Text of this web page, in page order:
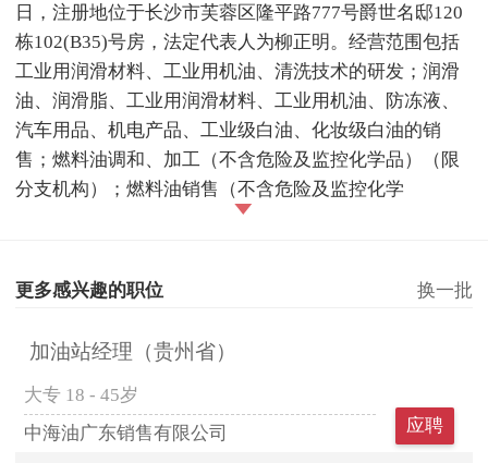
日，注册地位于长沙市芙蓉区隆平路777号爵世名邸120
栋102(B35)号房，法定代表人为柳正明。经营范围包括
工业用润滑材料、工业用机油、清洗技术的研发；润滑
油、润滑脂、工业用润滑材料、工业用机油、防冻液、
汽车用品、机电产品、工业级白油、化妆级白油的销
售；燃料油调和、加工（不含危险及监控化学品）（限
分支机构）；燃料油销售（不含危险及监控化学
更多感兴趣的职位 换一批
加油站经理（贵州省）
大专 18 - 45岁
中海油广东销售有限公司
应聘